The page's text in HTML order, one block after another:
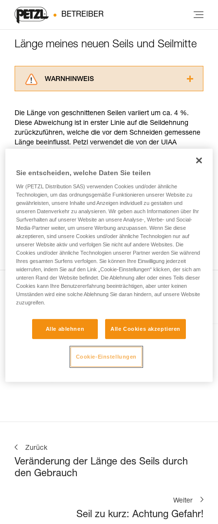
BETREIBER
Länge meines neuen Seils und Seilmitte
WARNHINWEIS
aufmerksam durch, bevor Sie diesen zu Rate
ziehen. Um diese Zusatzinformationen
verstehen zu können, müssen Sie zuerst die in
der Gebrauchsanweisung enthaltenen
entsprechende Ausbildung und ein spezielles
Training voraus. Prüfen Sie zusammen mit
einem Profi, ob Sie in der Lage sind, den
Vorgang alleine sicher zu wiederholen, bevor
Sie ihn eigenständig durchführen.
Wir geben Beispiele für die mit Ihrer Aktivität
verbundenen Techniken. Möglicherweise gibt es
noch andere Techniken, die hier nicht
beschrieben werden.
Die Länge von geschnittenen Seilen variiert um ca. 4 %.
Diese Abweichung ist in erster Linie auf die Seildehnung
zurückzuführen, welche die vor dem Schneiden gemessene
Länge beeinflusst. Petzl verwendet die von der UIAA
Petzl garantiert bei neuen Seilen mindestens die
angegebene Länge. So beträgt beispielsweise die Länge
eines neuen Petzl-Seils von 50 Metern mindestens 50 und
höchstens 52 Meter. Ein anderes Beispiel, ein neues Petzl-
Seil von 70 Meter Länge ist mindestens 70 Meter und
höchstens 73 Meter lang. Desgleichen können Sie bei der
Seilmittenmarkierung eine Abweichung von 1,2 m zwischen
den beiden Enden Ihres Seils feststellen.
Im Artikel erklärt
CONTACT® 9.8 mm
Dynamikseil von 9,8 mm
Durchmesser zum Klettern und
Zurück
Veränderung der Länge des Seils durch
den Gebrauch
Weiter
Seil zu kurz: Achtung Gefahr!
Sie entscheiden, welche Daten Sie teilen
Wir (PETZL Distribution SAS) verwenden Cookies und/oder ähnliche
Technologien, um das ordnungsgemäße Funktionieren unserer Website zu
gewährleisten, unsere Inhalte und Anzeigen individuell zu gestalten und
unseren Datenverkehr zu analysieren. Wir geben auch Informationen über Ihr
Surfverhalten auf unserer Website an unsere Analyse-, Werbe- und Social-
Media-Partner weiter, um unsere Werbung anzupassen. Wenn Sie diese
akzeptieren, sind unsere Cookies und/oder ähnliche Technologien nur auf
unserer Website aktiv und verfolgen Sie nicht auf andere Websites. Die
Cookies und/oder ähnliche Technologien unserer Partner werden Sie während
Ihres gesamten Surfens verfolgen. Sie können Ihre Einwilligung jederzeit
widerrufen, indem Sie auf den Link „Cookie-Einstellungen“ klicken, der sich am
unteren Rand der Website befindet. Die Ablehnung aller oder eines Teils dieser
Cookies kann Ihre Benutzererfahrung beeinträchtigen, aber unter keinen
Umständen wird eine solche Ablehnung Sie daran hindern, auf unsere Website
zuzugreifen.
Alle ablehnen Alle Cookies akzeptieren
Cookie-Einstellungen